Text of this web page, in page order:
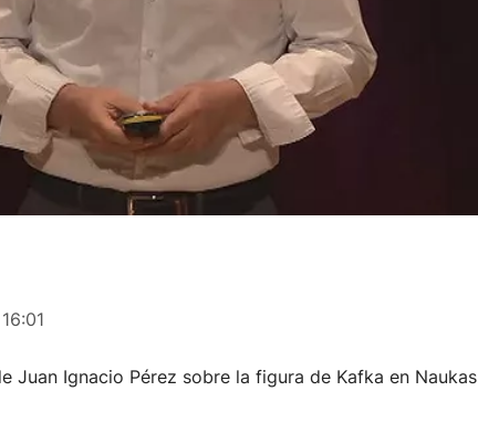
Juan Ignacio Pérez sobre la figura de Kafka en Naukas